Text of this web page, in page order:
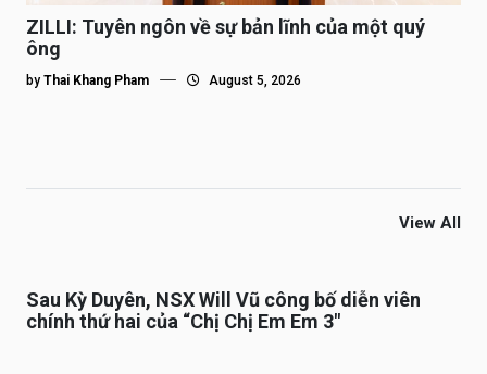
ZILLI: Tuyên ngôn về sự bản lĩnh của một quý
ông
by Thai Khang Pham August 5, 2026
View All
Sau Kỳ Duyên, NSX Will Vũ công bố diễn viên
chính thứ hai của “Chị Chị Em Em 3″